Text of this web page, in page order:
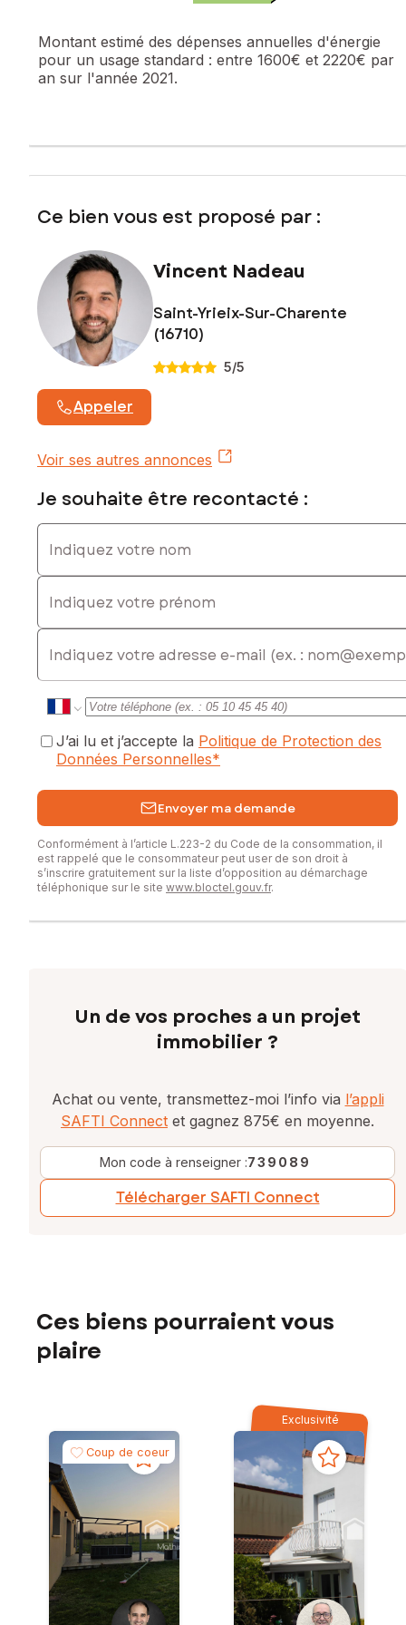
d’un cadre de vie agréable entre nature et commodités.
Les informations sur les risques auxquels ce bien est
exposé sont disponibles sur le site Géorisques :
www.georisques.gouv.fr
numéro 539401067
Montant estimé des dépenses annuelles d'énergie
pour un usage standard : entre 1600€ et 2220€ par
an sur l'année 2021.
Ce bien vous est proposé par :
Vincent Nadeau
Saint-Yrieix-Sur-Charente
(16710)
5/5
Appeler
Voir ses autres annonces
Je souhaite être recontacté :
Indiquez votre nom
Indiquez votre prénom
E-mail
J’ai lu et j’accepte la Politique de Protection des
Données Personnelles*
Envoyer ma demande
Conformément à l’article L.223-2 du Code de la consommation, il
est rappelé que le consommateur peut user de son droit à
s’inscrire gratuitement sur la liste d’opposition au démarchage
téléphonique sur le site www.bloctel.gouv.fr.
Un de vos proches a un projet
immobilier ?
Achat ou vente, transmettez-moi l’info via l’appli
SAFTI Connect et gagnez 875€ en moyenne.
Mon code à renseigner :739089
Télécharger SAFTI Connect
Ces biens pourraient vous
plaire
Coup de coeur
Exclusivité